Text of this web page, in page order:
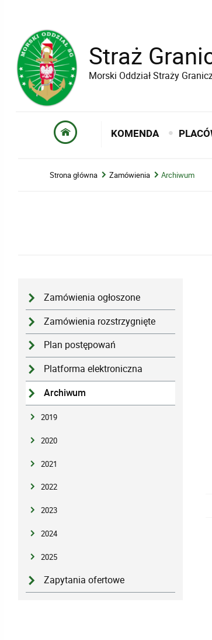
Straż
Morski Oddział Straży
KOMENDA
Strona główna Zamówienia Archiwum
Zamówienia ogłoszone
Zamówienia rozstrzygnięte
Plan postępowań
Platforma elektroniczna
Archiwum
2019
2020
2021
2022
2023
2024
2025
Zapytania ofertowe